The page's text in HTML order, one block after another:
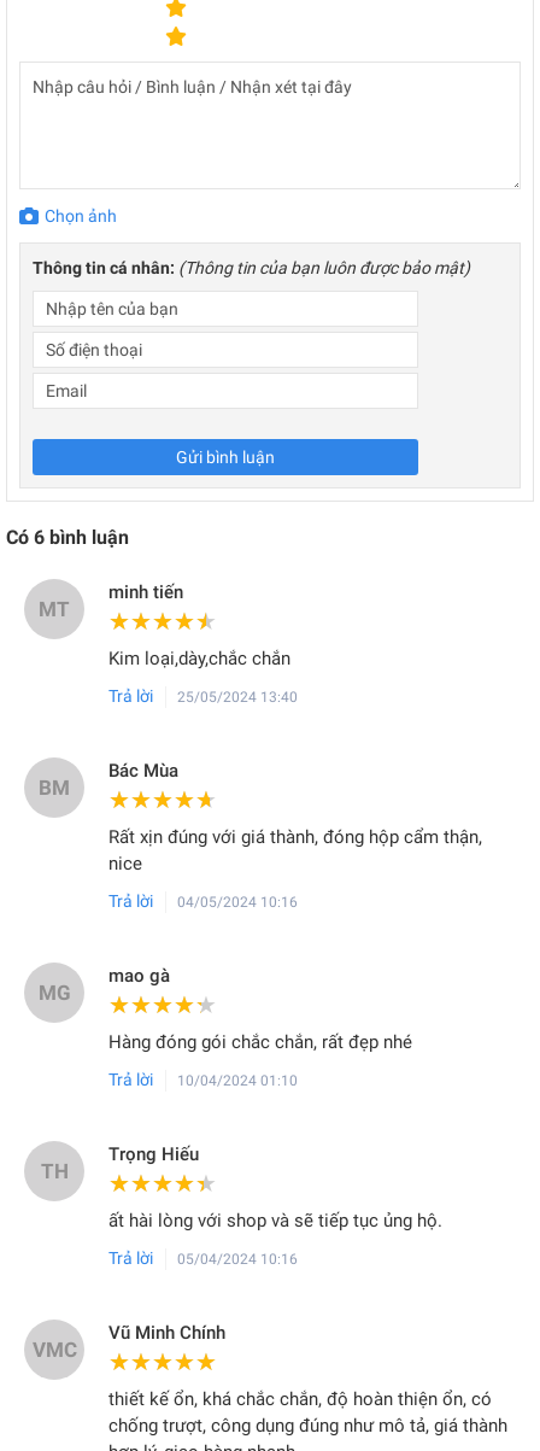
Chọn ảnh
Thông tin cá nhân: (Thông tin của bạn luôn được bảo mật)
Gửi bình luận
Có 6 bình luận
MT
minh tiến
★★★★★
★★★★★
Kim loại,dày,chắc chắn
Trả lời 25/05/2024 13:40
BM
Bác Mùa
★★★★★
★★★★★
Rất xịn đúng với giá thành, đóng hộp cẩm thận,
nice
Trả lời 04/05/2024 10:16
MG
mao gà
★★★★★
★★★★★
Hàng đóng gói chắc chắn, rất đẹp nhé
Trả lời 10/04/2024 01:10
TH
Trọng Hiếu
★★★★★
★★★★★
ất hài lòng với shop và sẽ tiếp tục ủng hộ.
Trả lời 05/04/2024 10:16
VMC
Vũ Minh Chính
★★★★★
★★★★★
thiết kế ổn, khá chắc chắn, độ hoàn thiện ổn, có
chống trượt, công dụng đúng như mô tả, giá thành